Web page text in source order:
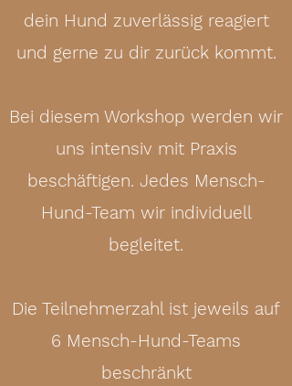
dein Hund zuverlässig reagiert
und gerne zu dir zurück kommt.
Bei diesem Workshop werden wir
uns intensiv mit Praxis
beschäftigen. Jedes Mensch-
Hund-Team wir individuell
begleitet.
Die Teilnehmerzahl ist jeweils auf
6 Mensch-Hund-Teams
beschränkt